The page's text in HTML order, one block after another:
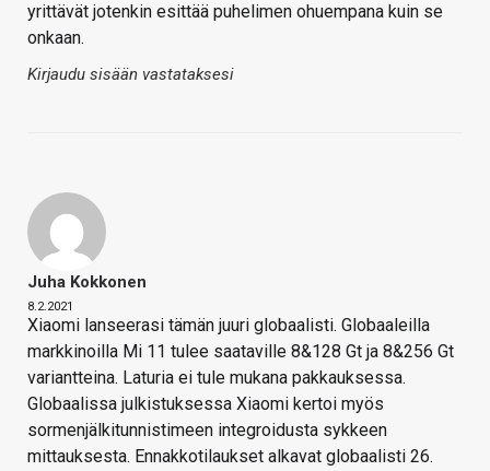
yrittävät jotenkin esittää puhelimen ohuempana kuin se
onkaan.
Kirjaudu sisään vastataksesi
Juha Kokkonen
8.2.2021
Xiaomi lanseerasi tämän juuri globaalisti. Globaaleilla
markkinoilla Mi 11 tulee saataville 8&128 Gt ja 8&256 Gt
variantteina. Laturia ei tule mukana pakkauksessa.
Globaalissa julkistuksessa Xiaomi kertoi myös
sormenjälkitunnistimeen integroidusta sykkeen
mittauksesta. Ennakkotilaukset alkavat globaalisti 26.